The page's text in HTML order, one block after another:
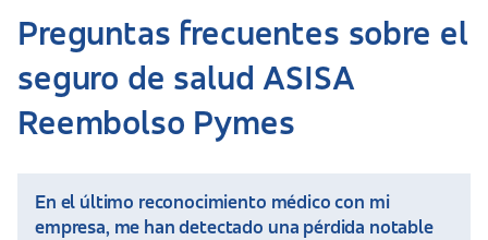
Preguntas frecuentes sobre el
seguro de salud ASISA
Reembolso Pymes
En el último reconocimiento médico con mi
empresa, me han detectado una pérdida notable